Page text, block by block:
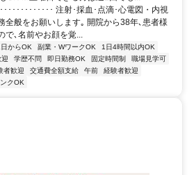
････････････ 注射･採血･点滴･心電図・内視
全般をお願いします｡ 開院から38年､患者様
､名前やお顔を覚...
からOK 副業・WワークOK
1日4時間以内OK
学歴不問 即日勤務OK 固定時間制
職場見学可
者歓迎 交通費全額支給 午前
経験者歓迎
クOK